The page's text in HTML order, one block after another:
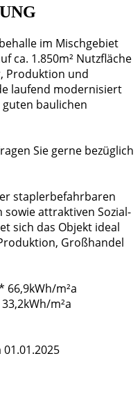
im Mischgebiet
ca. 1.850m² Nutzfläche
Produktion und
laufend modernisiert
baulichen
Sie gerne bezüglich
staplerbefahrbaren
attraktiven Sozial-
sich das Objekt ideal
Großhandel
m²a
m²a